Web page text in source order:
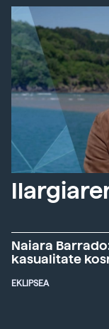
Naiara
kasualitate
EKLIPSEA